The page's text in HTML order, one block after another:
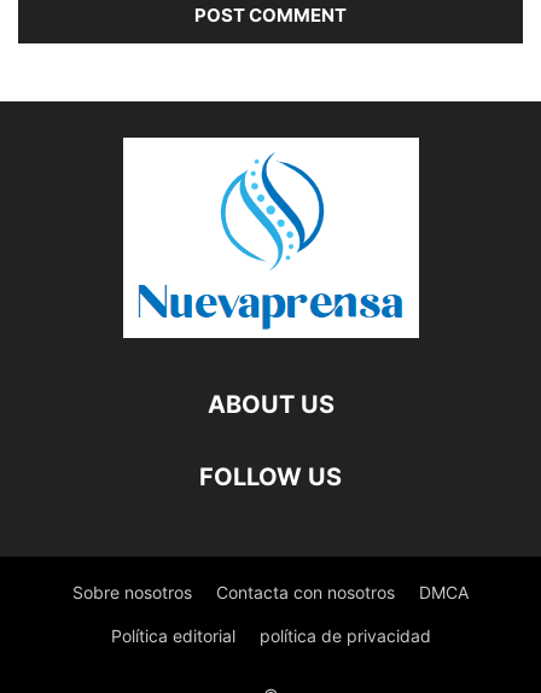
ABOUT US
FOLLOW US
Sobre nosotros Contacta con nosotros DMCA
Política editorial política de privacidad